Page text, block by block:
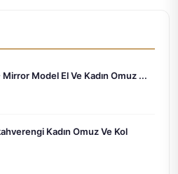
Model El Ve Kadın Omuz ...
Kadın Omuz Ve Kol